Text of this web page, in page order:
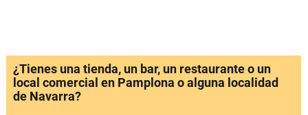
¿Tienes una tienda, un bar, un restaurante o un
local comercial en Pamplona o alguna localidad
de Navarra?